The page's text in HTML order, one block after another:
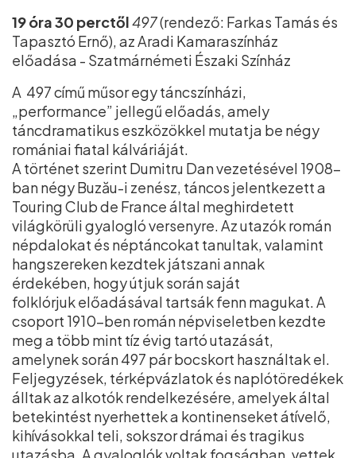
19 óra 30 perctől497(rendező: Farkas Tamás és
Tapasztó Ernő), az Aradi Kamaraszínház
előadása - Szatmárnémeti Északi Színház
A 497 című műsor egy táncszínházi,
„performance” jellegű előadás, amely
táncdramatikus eszközökkel mutatja be négy
romániai fiatal kálváriáját.
A történet szerint Dumitru Dan vezetésével 1908-
ban négy Buzău-i zenész, táncos jelentkezett a
Touring Club de France által meghirdetett
világkörüli gyalogló versenyre. Az utazók román
népdalokat és néptáncokat tanultak, valamint
hangszereken kezdtek játszani annak
érdekében, hogy útjuk során saját
folklórjuk előadásával tartsák fenn magukat. A
csoport 1910-ben román népviseletben kezdte
meg a több mint tíz évig tartó utazását,
amelynek során 497 pár bocskort használtak el.
Feljegyzések, térképvázlatok és naplótöredékek
álltak az alkotók rendelkezésére, amelyek által
betekintést nyerhettek a kontinenseket átívelő,
kihívásokkal teli, sokszor drámai és tragikus